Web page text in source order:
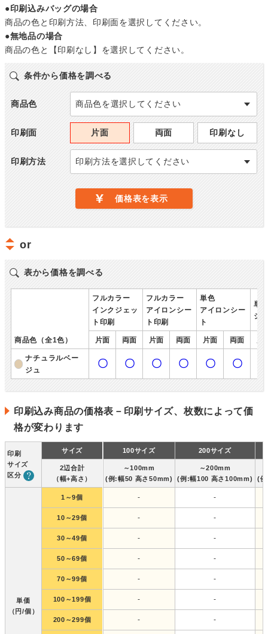
●印刷込みバッグの場合
商品の色と印刷方法、印刷面を選択してください。
●無地品の場合
商品の色と【印刷なし】を選択してください。
条件から価格を調べる
商品色 商品色を選択してください
印刷面 片面 両面 印刷なし
印刷方法 印刷方法を選択してください
価格表を表示
or
表から価格を調べる
フルカラー
インクジェッ
ト印刷
フルカラー
アイロンシー
ト印刷
単色
アイロンシー
ト
単
シ
商品色（全1色） 片面 両面 片面 両面 片面 両面
ナチュラルベー
ジュ
〇 〇 〇 〇 〇 〇
印刷込み商品の価格表－印刷サイズ、枚数によって価
格が変わります
印刷
サイズ
区分
サイズ
2辺合計
（幅+高さ）
単価
（円/個）
1～9個
10～29個
30～49個
50～69個
70～99個
100～199個
200～299個
100サイズ 200サイズ
～100mm
(例:幅50 高さ50mm)
～200mm
(例:幅100 高さ100mm)
(
- -
- -
- -
- -
- -
- -
- -